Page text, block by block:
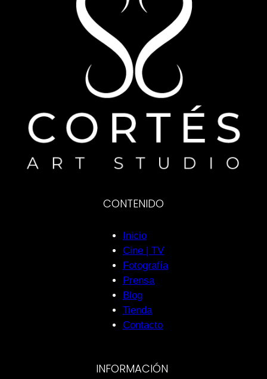
CONTENIDO
Inicio
Cine | TV
Fotografía
Prensa
Blog
Tienda
Contacto
INFORMACIÓN